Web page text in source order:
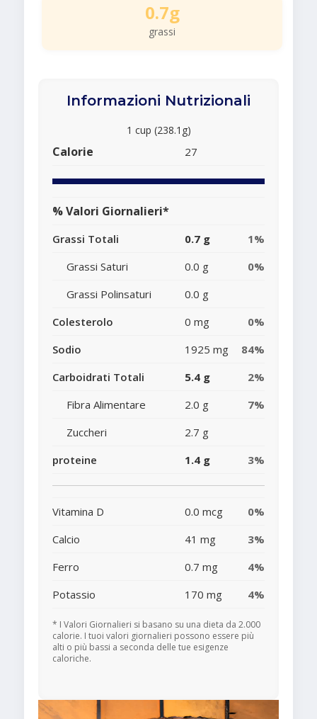
0.7g
grassi
Informazioni Nutrizionali
1 cup (238.1g)
Calorie 27
% Valori Giornalieri*
Grassi Totali 0.7 g
1%
Grassi Saturi
0.0 g
0%
Grassi Polinsaturi
0.0 g
Colesterolo
0 mg
0%
Sodio
1925 mg
84%
Carboidrati Totali
5.4 g
2%
Fibra Alimentare
2.0 g
7%
Zuccheri
2.7 g
proteine
1.4 g 3%
Vitamina D 0.0 mcg
0%
Calcio
41 mg
3%
Ferro
0.7 mg
4%
Potassio
170 mg 4%
* I Valori Giornalieri si basano su una dieta da 2.000
calorie. I tuoi valori giornalieri possono essere più
alti o più bassi a seconda delle tue esigenze
caloriche.